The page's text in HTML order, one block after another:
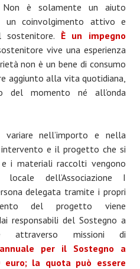
Non è solamente un aiuto
un coinvolgimento attivo e
sostenitore. È un impegno
vive una esperienza
non è un bene di consumo
aggiunto alla vita quotidiana,
del momento né all’onda
variare nell’importo e nella
e il progetto che si
i materiali raccolti vengono
dell’Associazione I
delegata tramite i propri
del progetto viene
responsabili del Sostegno a
attraverso missioni di
per il Sostegno a
euro; la quota può essere